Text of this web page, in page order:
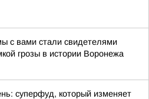
с вами стали свидетелями
грозы в истории Воронежа
суперфуд, который изменяет